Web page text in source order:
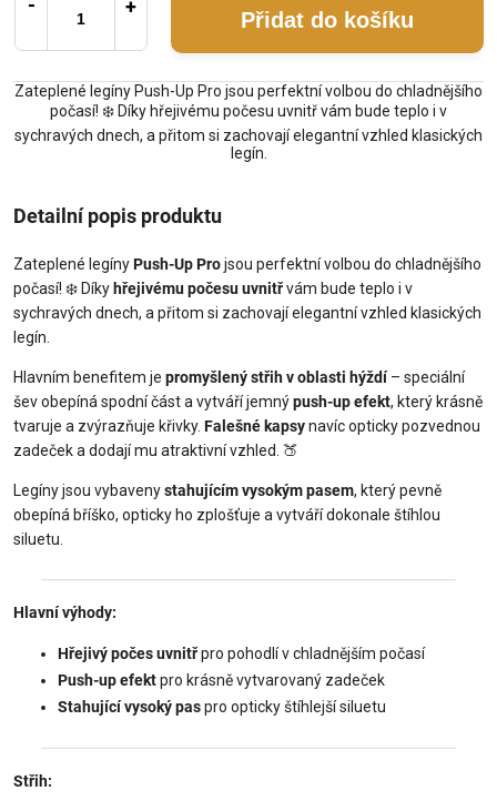
Přidat do košíku
Zateplené legíny Push-Up Pro jsou perfektní volbou do chladnějšího
počasí! ❄️ Díky hřejivému počesu uvnitř vám bude teplo i v
sychravých dnech, a přitom si zachovají elegantní vzhled klasických
legín.
Detailní popis produktu
Zateplené legínyPush-Up Projsou perfektní volbou do chladnějšího
počasí! ❄️ Díky hřejivému počesu uvnitřvám bude teplo i v
sychravých dnech, a přitom si zachovají elegantní vzhled klasických
legín.
Hlavním benefitem je promyšlený střih v oblasti hýždí– speciální
šev obepíná spodní část a vytváří jemnýpush-up efekt, který krásně
tvaruje a zvýrazňuje křivky. Falešné kapsynavíc opticky pozvednou
zadeček a dodají mu atraktivní vzhled. 🍑
Legíny jsou vybavenystahujícím vysokým pasem, který pevně
obepíná bříško, opticky ho zplošťuje a vytváří dokonale štíhlou
siluetu.
Hlavní výhody:
Hřejivý počes uvnitřpro pohodlí v chladnějším počasí
Push-up efektpro krásně vytvarovaný zadeček
Stahující vysoký paspro opticky štíhlejší siluetu
Střih: